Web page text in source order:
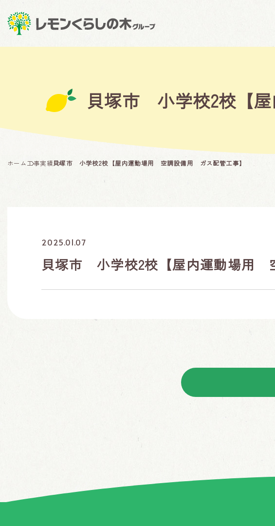
貝塚市 小学校2校【
ホーム工事実績貝塚市 小学校2校【屋内運動場用 空調設備用 ガス配管工事】
2025.01.07
貝塚市 小学校2校【屋内運動場用